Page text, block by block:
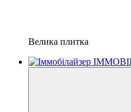
Велика плитка